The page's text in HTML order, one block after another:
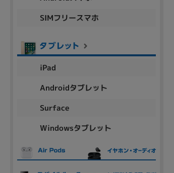
SIMフリースマホ
iPad
Androidタブレット
Surface
Windowsタブレット
商品シリーズ名・ブランド名の絞り込み。
aspire Inspiron
商品の搭載機能による絞り込み
Webカメラ内蔵